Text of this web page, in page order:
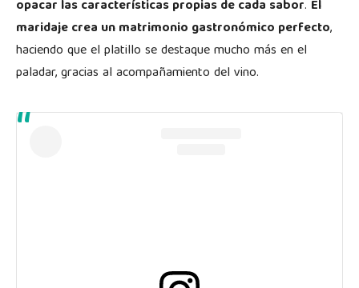
opacar las características propias de cada sabor. El
maridaje crea un matrimonio gastronómico perfecto,
haciendo que el platillo se destaque mucho más en el
paladar, gracias al acompañamiento del vino.